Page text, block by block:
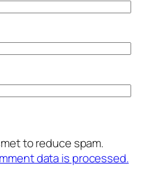
to reduce spam.
data is processed.